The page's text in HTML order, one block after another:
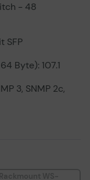
- 48
SFP
Byte): 107.1
3, SNMP 2c,